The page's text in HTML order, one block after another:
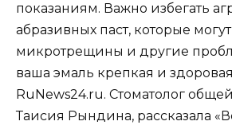
показаниям. Важно избегать
абразивных паст, которые
микротрещины и другие
ваша эмаль крепкая и
RuNews24.ru. Стоматолог
Таисия Рындина, рассказала